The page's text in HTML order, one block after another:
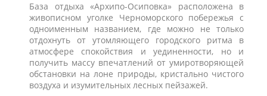
База отдыха «Архипо-Осиповка» расположена в
живописном уголке Черноморского побережья с
одноименным названием, где можно не только
отдохнуть от утомляющего городского ритма в
атмосфере спокойствия и уединенности, но и
получить массу впечатлений от умиротворяющей
обстановки на лоне природы, кристально чистого
воздуха и изумительных лесных пейзажей.